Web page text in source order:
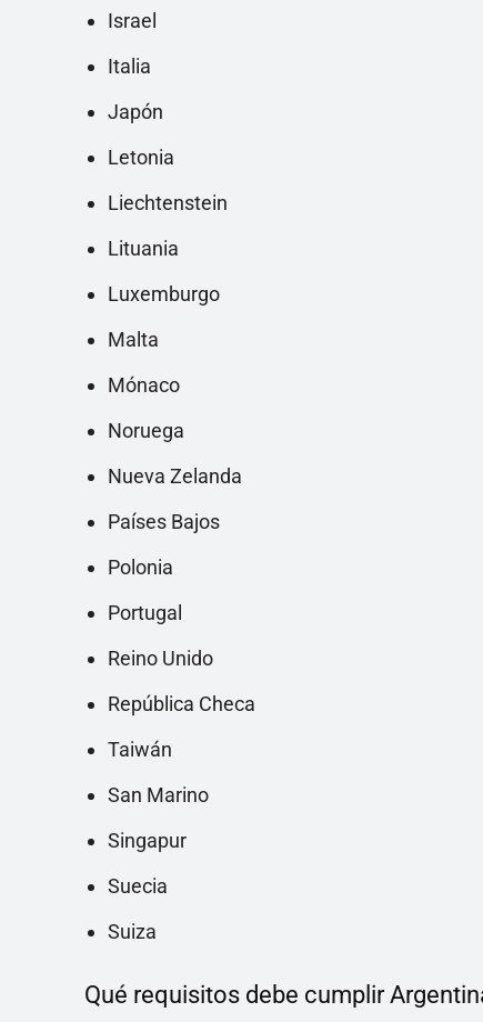
Israel
Italia
Japón
Letonia
Liechtenstein
Lituania
Luxemburgo
Malta
Mónaco
Noruega
Nueva Zelanda
Países Bajos
Polonia
Portugal
Reino Unido
República Checa
Taiwán
San Marino
Singapur
Suecia
Suiza
Qué requisitos debe cumplir